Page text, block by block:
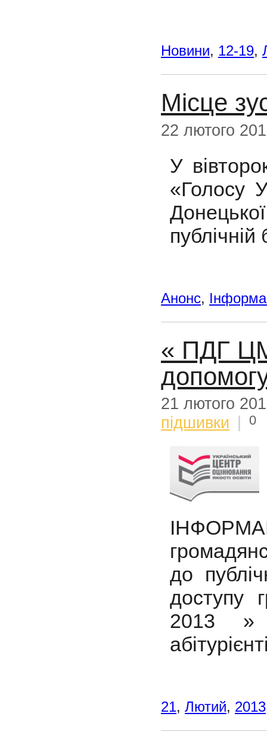
Новини, 12-19,
Місце
22 лютого
У
«Голосу
публічній
Анонс,
« ПДГ
21 лютого
підшивки
0
до
доступу
2013 »
21, Лютий, 2013